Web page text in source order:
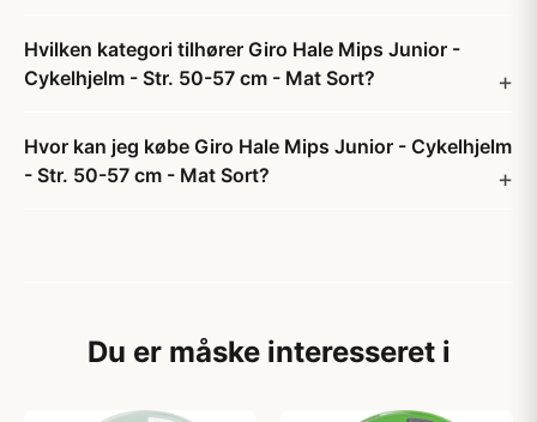
Hvilken kategori tilhører Giro Hale Mips Junior -
Cykelhjelm - Str. 50-57 cm - Mat Sort?
Hvor kan jeg købe Giro Hale Mips Junior - Cykelhjelm
- Str. 50-57 cm - Mat Sort?
Du er måske interesseret i